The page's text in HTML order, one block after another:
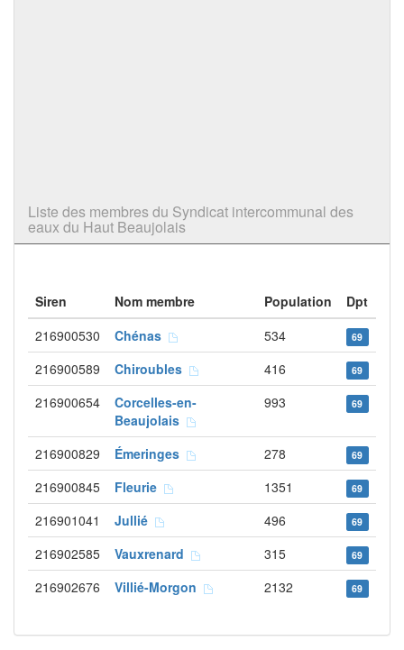
Liste des membres du Syndicat intercommunal des
eaux du Haut Beaujolais
Siren Nom membre Population
Dpt
216900530
Chénas 534 69
216900589 Chiroubles 416 69
216900654
Corcelles-en-
Beaujolais
993 69
216900829 Émeringes 278 69
216900845 Fleurie 1351 69
216901041 Jullié 496 69
216902585 Vauxrenard 315 69
216902676 Villié-Morgon 2132 69